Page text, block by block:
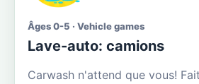
Âges 0-5 · Vehicle games
Lave-auto: camions
Carwash n'attend que vous!